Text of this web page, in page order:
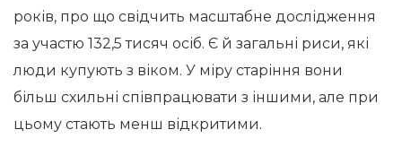
років, про що свідчить масштабне дослідження
за участю 132,5 тисяч осіб. Є й загальні риси, які
люди купують з віком. У міру старіння вони
більш схильні співпрацювати з іншими, але при
цьому стають менш відкритими.